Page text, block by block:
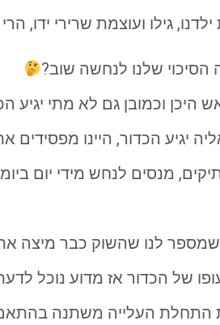
גילו ועוצמת שרירי ידו,
שלנו לנחשה שוב?
היכן וכמובן גם לא מתי יגיע
הכדור, היינו מפסידים את
מנסים לנחש מידי יום
לנו שהשוק כבר מיצה
של הכדור אז מדוע נוכל
התחלת העלייה משתנה